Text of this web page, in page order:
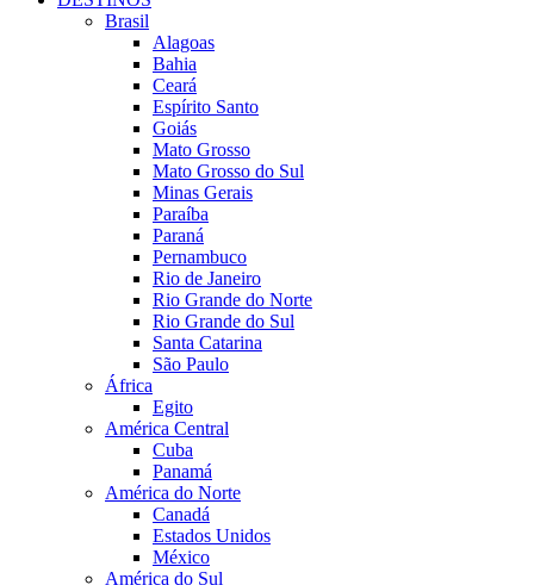
Brasil
Alagoas
Bahia
Ceará
Espírito Santo
Goiás
Mato Grosso
Mato Grosso do Sul
Minas Gerais
Paraíba
Paraná
Pernambuco
Rio de Janeiro
Rio Grande do Norte
Rio Grande do Sul
Santa Catarina
São Paulo
África
Egito
América Central
Cuba
Panamá
América do Norte
Canadá
Estados Unidos
México
América do Sul